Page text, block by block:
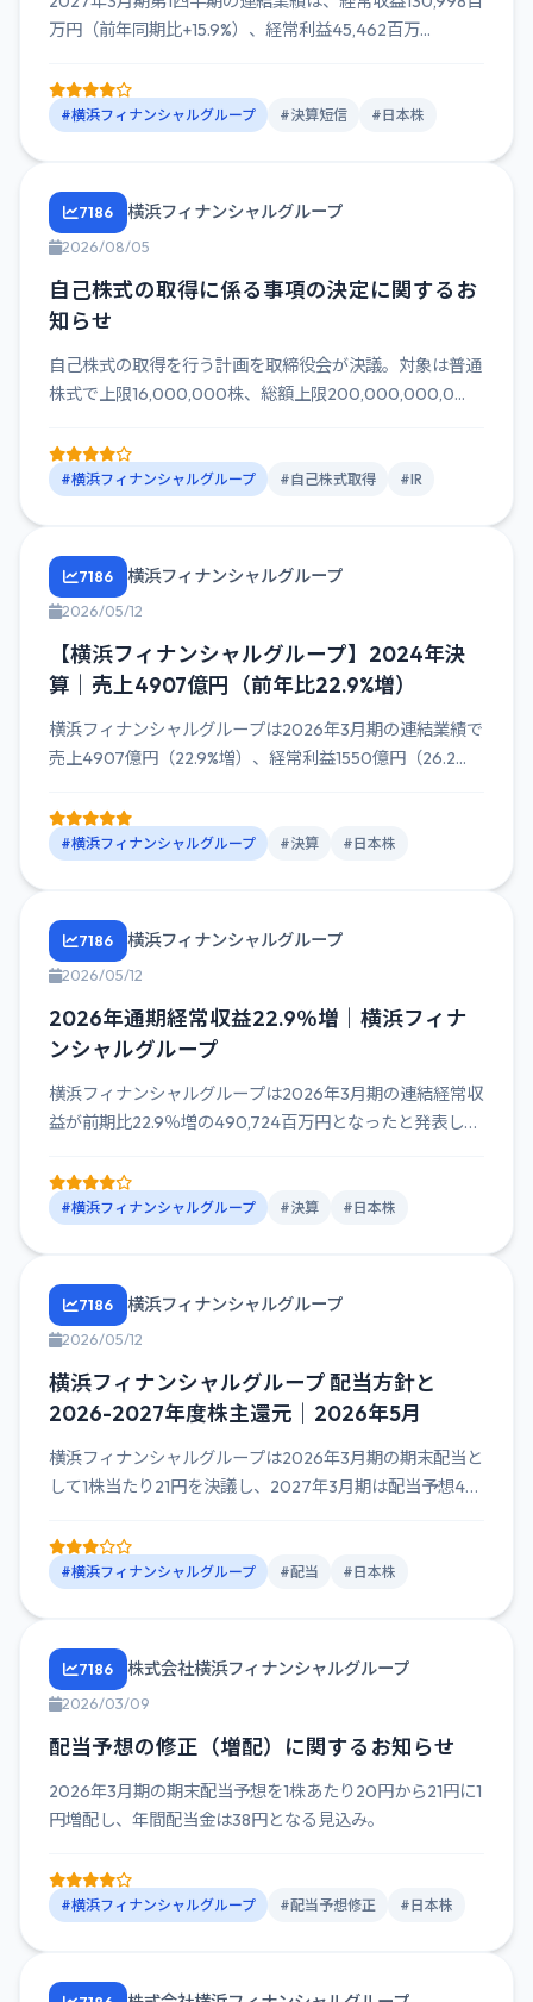
万円（前年同期比+15.9%）、経常利益45,462百万...
#横浜フィナンシャルグループ #決算短信 #日本株
7186 横浜フィナンシャルグループ
2026/08/05
自己株式の取得に係る事項の決定に関するお
知らせ
自己株式の取得を行う計画を取締役会が決議。対象は普通
株式で上限16,000,000株、総額上限200,000,000,0...
#横浜フィナンシャルグループ #自己株式取得 #IR
7186 横浜フィナンシャルグループ
2026/05/12
【横浜フィナンシャルグループ】2024年決
算｜売上4907億円（前年比22.9%増）
横浜フィナンシャルグループは2026年3月期の連結業績で
売上4907億円（22.9%増）、経常利益1550億円（26.2...
#横浜フィナンシャルグループ #決算 #日本株
7186 横浜フィナンシャルグループ
2026/05/12
2026年通期経常収益22.9％増｜横浜フィナ
ンシャルグループ
横浜フィナンシャルグループは2026年3月期の連結経常収
益が前期比22.9％増の490,724百万円となったと発表し
#横浜フィナンシャルグループ #決算 #日本株
7186 横浜フィナンシャルグループ
2026/05/12
横浜フィナンシャルグループ 配当方針と
2026-2027年度株主還元｜2026年5月
横浜フィナンシャルグループは2026年3月期の期末配当と
して1株当たり21円を決議し、2027年3月期は配当予想47
#横浜フィナンシャルグループ #配当 #日本株
7186 株式会社横浜フィナンシャルグループ
2026/03/09
配当予想の修正（増配）に関するお知らせ
2026年3月期の期末配当予想を1株あたり20円から21円に1
円増配し、年間配当金は38円となる見込み。
#横浜フィナンシャルグループ #配当予想修正 #日本株